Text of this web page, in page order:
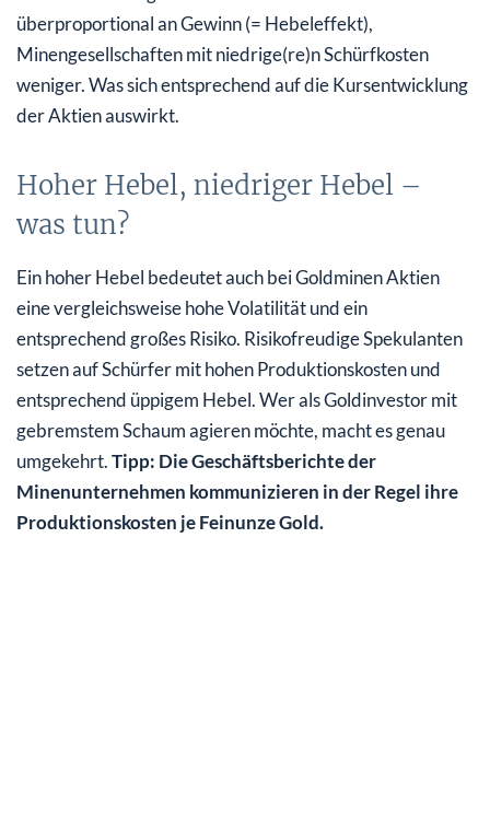
überproportional an Gewinn (= Hebeleffekt),
Minengesellschaften mit niedrige(re)n Schürfkosten
weniger. Was sich entsprechend auf die Kursentwicklung
der Aktien auswirkt.
Hoher Hebel, niedriger Hebel –
was tun?
Ein hoher Hebel bedeutet auch bei Goldminen Aktien
eine vergleichsweise hohe Volatilität und ein
entsprechend großes Risiko. Risikofreudige Spekulanten
setzen auf Schürfer mit hohen Produktionskosten und
entsprechend üppigem Hebel. Wer als Goldinvestor mit
gebremstem Schaum agieren möchte, macht es genau
umgekehrt.Tipp: Die Geschäftsberichte der
Minenunternehmen kommunizieren in der Regel ihre
Produktionskosten je Feinunze Gold.